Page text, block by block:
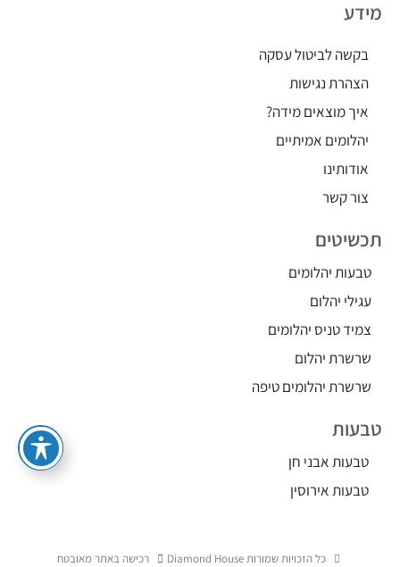
מידע
בקשה לביטול עסקה
הצהרת נגישות
איך מוצאים מידה?
יהלומים אמיתיים
אודותינו
צור קשר
תכשיטים
טבעות יהלומים
עגילי יהלום
צמיד טניס יהלומים
שרשרת יהלום
שרשרת יהלומים טיפה
טבעות
טבעות אבני חן
טבעות אירוסין
כל הזכויות שמורות Diamond House רכישה באתר מאובטח